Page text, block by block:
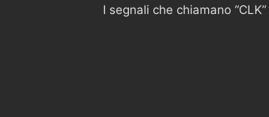
I segnali che chiamano